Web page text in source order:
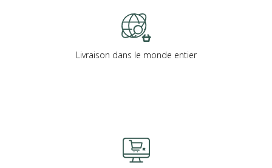
Livraison dans le monde entier